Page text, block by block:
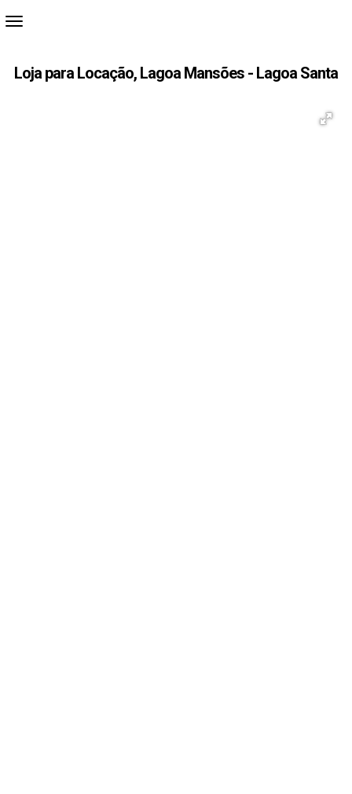
Loja para Locação, Lagoa Mansões - Lagoa Santa